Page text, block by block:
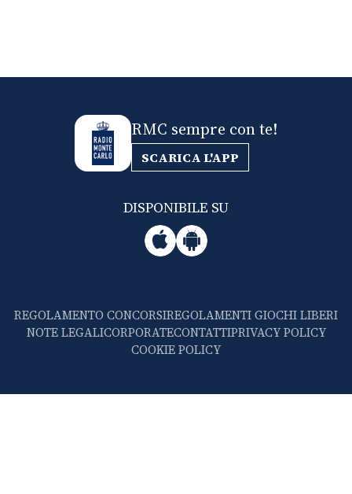
RMC sempre con te!
SCARICA L'APP
DISPONIBILE SU
REGOLAMENTO CONCORSIREGOLAMENTI GIOCHI LIBERI
NOTE LEGALICORPORATECONTATTIPRIVACY POLICY
COOKIE POLICY